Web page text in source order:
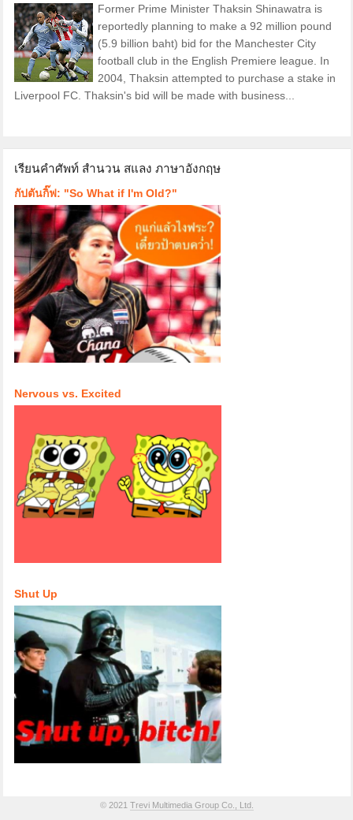
Former Prime Minister Thaksin Shinawatra is
reportedly planning to make a 92 million pound
(5.9 billion baht) bid for the Manchester City
football club in the English Premiere league. In
2004, Thaksin attempted to purchase a stake in
Liverpool FC. Thaksin's bid will be made with business...
เรียนคำศัพท์ สำนวน สแลง ภาษาอังกฤษ
กัปตันกิ๊ฟ: "So What if I'm Old?"
Nervous vs. Excited
Shut Up
© 2021 Trevi Multimedia Group Co., Ltd.